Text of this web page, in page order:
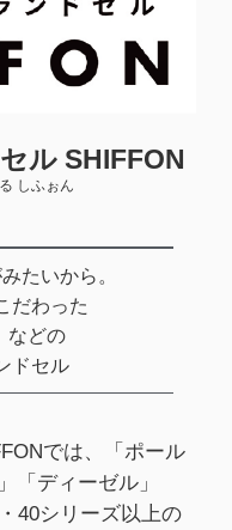
ル SHIFFON
しふぉん
たいから。
だわった
などの
ドセル
では、「ポール
「ディーゼル」
40シリーズ以上の